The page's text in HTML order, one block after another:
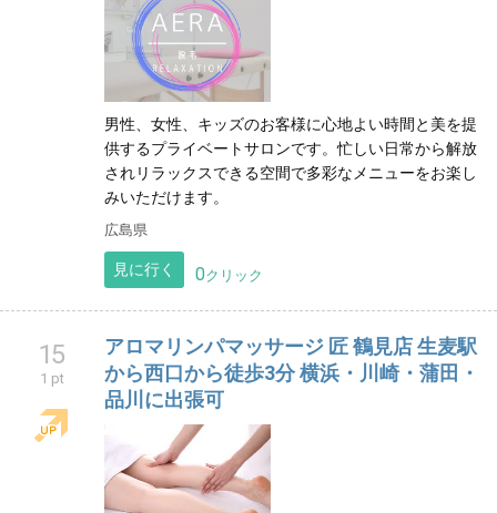
男性、女性、キッズのお客様に心地よい時間と美を提
供するプライベートサロンです。忙しい日常から解放
されリラックスできる空間で多彩なメニューをお楽し
みいただけます。
広島県
見に行く 0クリック
15
1 pt
アロマリンパマッサージ 匠 鶴見店 生麦駅
から西口から徒歩3分 横浜・川崎・蒲田・
品川に出張可